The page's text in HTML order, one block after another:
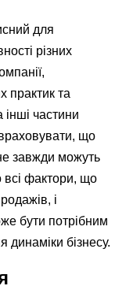
для
різних
практик та
частини
що
завжди можуть
всі фактори, що
і
бути потрібним
динаміки бізнесу.